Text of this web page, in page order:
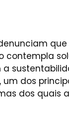
contempla
um dos
dos quais